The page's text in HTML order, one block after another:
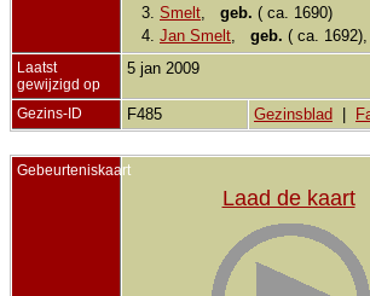
3. Smelt geb. ( ca. 1690)
4. Jan Smelt geb. ( ca.
Laatst
gewijzigd op
5 jan 2009
Gezins-ID F485 Gezinsblad
Gebeurteniskaart
Laad de kaart